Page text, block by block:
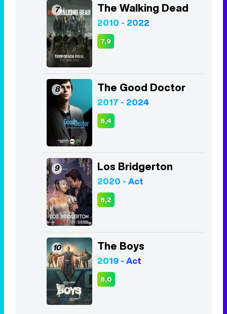
7 The Walking Dead
2010 - 2022
7,9
8 The Good Doctor
2017 - 2024
8,4
9 Los Bridgerton
2020 - Act
8,2
10 The Boys
2019 - Act
8,0